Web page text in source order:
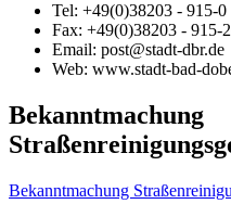
Tel: +49(0)38203 - 915-0
Fax: +49(0)38203 - 915-
Email: post@stadt-dbr.de
Web: www.stadt-bad-
Bekanntmachung
Bekanntmachung